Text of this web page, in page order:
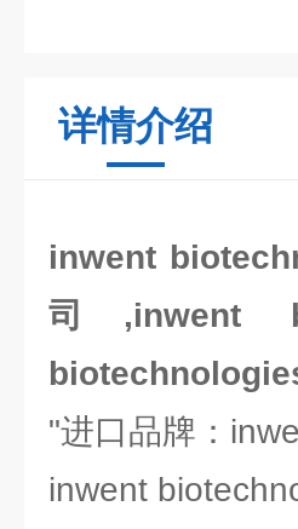
详情介绍
inwent
司,inwent
"进口品牌：
inwent